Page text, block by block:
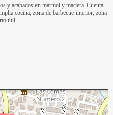
y acabados en mármol y madera. Cuenta
cocina, zona de barbecue interior, zona
útil.